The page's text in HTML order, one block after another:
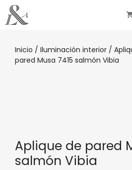
Inicio / Iluminación interior /
pared Musa 7415 salmón Vibia
Aplique de pared
salmón Vibia